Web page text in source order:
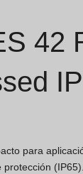
de42
para
(IP65).